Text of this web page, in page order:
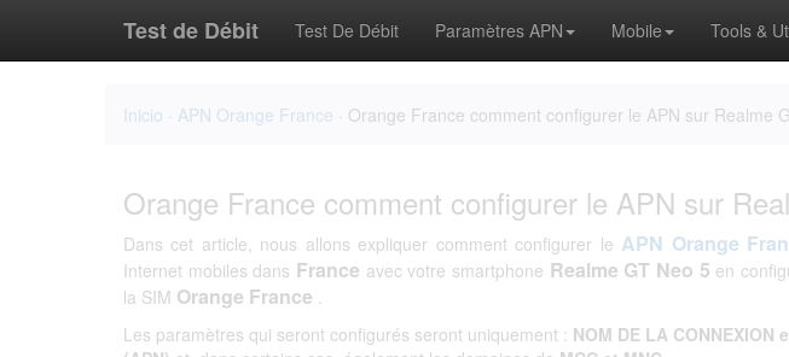
Test de Débit Test De Débit Paramètres APN Mobile Tools &
Inicio APN Orange France · Orange France comment configurer le APN sur Realme
Orange France comment configurer le APN sur
Dans cet article, nous allons expliquer comment configurer le APN Orange
Internet mobiles dans France avec votre smartphone Realme GT Neo 5 en
la SIM Orange France .
Les paramètres qui seront configurés seront uniquement : NOM DE LA CONNEXION